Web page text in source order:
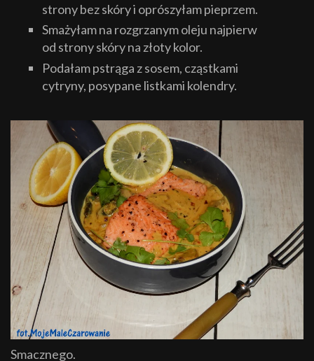
strony bez skóry i oprószyłam pieprzem.
Smażyłam na rozgrzanym oleju najpierw
od strony skóry na złoty kolor.
Podałam pstrąga z sosem, cząstkami
cytryny, posypane listkami kolendry.
Smacznego.